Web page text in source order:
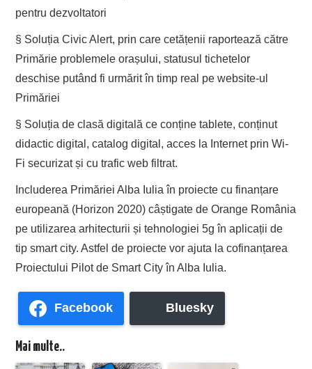
pentru dezvoltatori
§ Soluția Civic Alert, prin care cetățenii raportează către
Primărie problemele orașului, statusul tichetelor
deschise putând fi urmărit în timp real pe website-ul
Primăriei
§ Soluția de clasă digitală ce conține tablete, conținut
didactic digital, catalog digital, acces la Internet prin Wi-
Fi securizat și cu trafic web filtrat.
Includerea Primăriei Alba Iulia în proiecte cu finanțare
europeană (Horizon 2020) câștigate de Orange România
pe utilizarea arhitecturii și tehnologiei 5g în aplicații de
tip smart city. Astfel de proiecte vor ajuta la cofinanțarea
Proiectului Pilot de Smart City în Alba Iulia.
Facebook Bluesky
Mai multe..